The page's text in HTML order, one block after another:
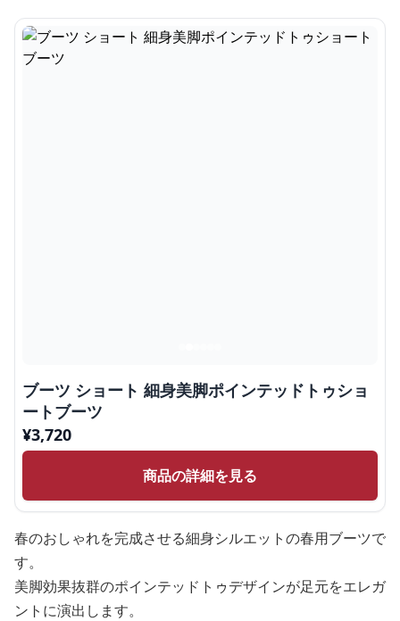
ブーツ ショート 細身美脚ポインテッドトゥショ
ートブーツ
¥3,720
商品の詳細を見る
春のおしゃれを完成させる細身シルエットの春用ブーツで
す。
美脚効果抜群のポインテッドトゥデザインが足元をエレガ
ントに演出します。